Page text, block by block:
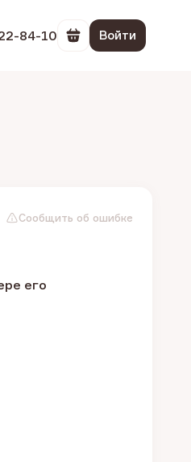
84-10 Перейти в
Войти
Сообщить об ошибке
его